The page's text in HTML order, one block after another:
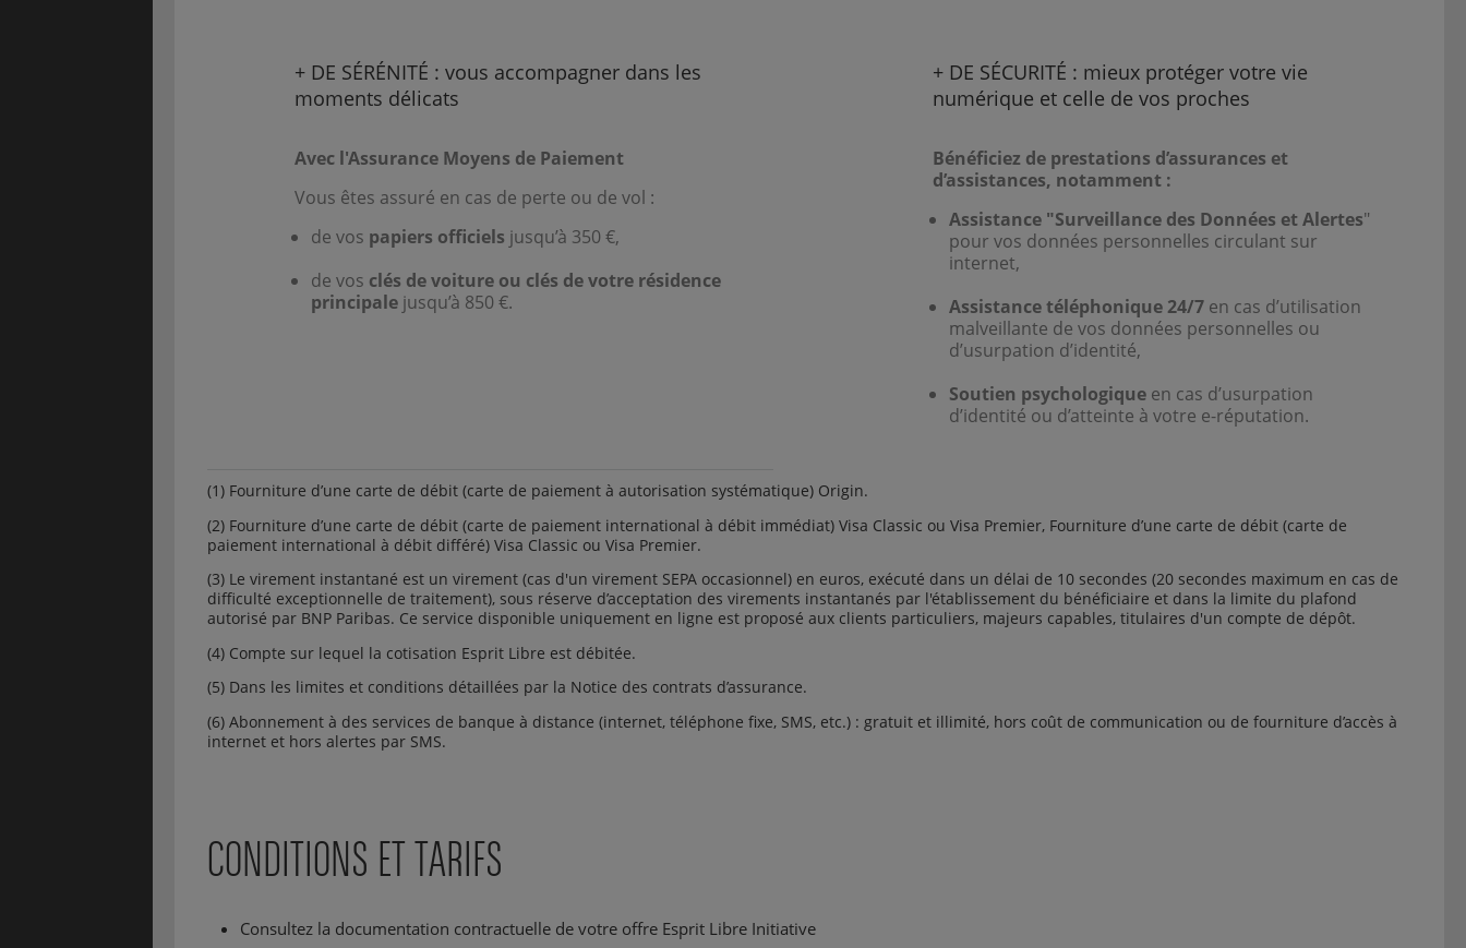
+ DE SÉRÉNITÉ : vous accompagner dans les
moments délicats
Avec l'Assurance Moyens de Paiement
Vous êtes assuré en cas de perte ou de vol :
de vos papiers officiels jusqu’à 350 €,
de vos clés de voiture ou clés de votre résidence
principale jusqu’à 850 €.
+ DE SÉCURITÉ : mieux protéger votre vie
numérique et celle de vos proches
Bénéficiez de prestations d’assurances et
d’assistances, notamment :
Assistance "Surveillance des Données et Alertes"
pour vos données personnelles circulant sur
internet,
Assistance téléphonique 24/7 en cas d’utilisation
malveillante de vos données personnelles ou
d’usurpation d’identité,
Soutien psychologique en cas d’usurpation
d’identité ou d’atteinte à votre e-réputation.
(1) Fourniture d’une carte de débit (carte de paiement à autorisation systématique) Origin.
(2) Fourniture d’une carte de débit (carte de paiement international à débit immédiat) Visa Classic ou Visa Premier, Fourniture d’une carte de débit (carte de
paiement international à débit différé) Visa Classic ou Visa Premier.
(3) Le virement instantané est un virement (cas d'un virement SEPA occasionnel) en euros, exécuté dans un délai de 10 secondes (20 secondes maximum en cas de
difficulté exceptionnelle de traitement), sous réserve d’acceptation des virements instantanés par l'établissement du bénéficiaire et dans la limite du plafond
autorisé par BNP Paribas. Ce service disponible uniquement en ligne est proposé aux clients particuliers, majeurs capables, titulaires d'un compte de dépôt.
(4) Compte sur lequel la cotisation Esprit Libre est débitée.
(5) Dans les limites et conditions détaillées par la Notice des contrats d’assurance.
(6) Abonnement à des services de banque à distance (internet, téléphone fixe, SMS, etc.) : gratuit et illimité, hors coût de communication ou de fourniture d’accès à
internet et hors alertes par SMS.
CONDITIONS ET TARIFS
Consultez la documentation contractuelle de votre offre Esprit Libre Initiative